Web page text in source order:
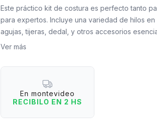
Este práctico kit de costura es perfecto tanto
para expertos. Incluye una variedad de hilos
agujas, tijeras, dedal, y otros accesorios
en un estuche compacto y fácil de transportar.
Su diseño ordenado y completo te permitirá
necesitas a mano para cualquier proyecto de
surja. ¡La solución perfecta para estar siempre
Ver más
En montevideo
RECIBILO EN 2 HS